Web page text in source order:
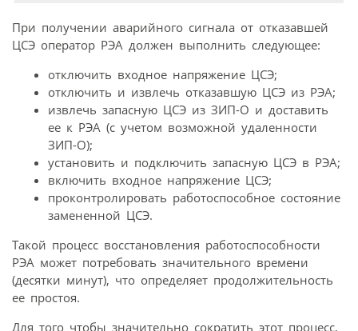
При получении аварийного сигнала от отказавшей
ЦСЭ оператор РЭА должен выполнить следующее:
отключить входное напряжение ЦСЭ;
отключить и извлечь отказавшую ЦСЭ из РЭА;
извлечь запасную ЦСЭ из ЗИП-О и доставить
ее к РЭА (с учетом возможной удаленности
ЗИП-О);
установить и подключить запасную ЦСЭ в РЭА;
включить входное напряжение ЦСЭ;
проконтролировать работоспособное состояние
замененной ЦСЭ.
Такой процесс восстановления работоспособности
РЭА может потребовать значительного времени
(десятки минут), что определяет продолжительность
ее простоя.
Для того чтобы значительно сократить этот процесс,